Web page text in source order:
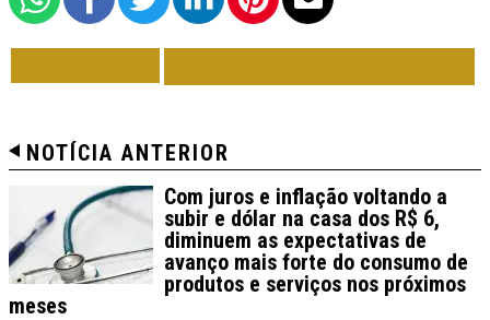
NOTÍCIA ANTERIOR
Com juros e inflação voltando a
subir e dólar na casa dos R$ 6,
diminuem as expectativas de
avanço mais forte do consumo de
produtos e serviços nos próximos
meses